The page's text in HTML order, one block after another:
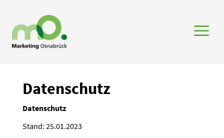
a
Daten­schutz
Daten­schutz
Stand: 25.01.2023